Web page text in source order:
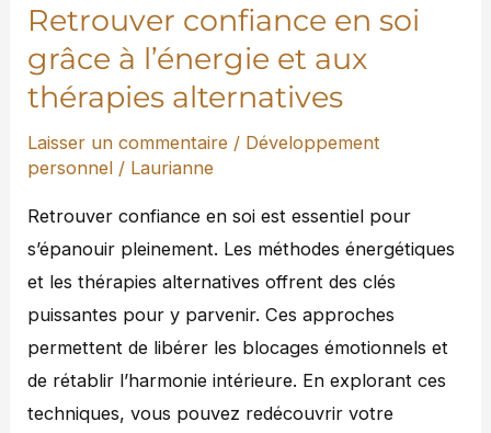
Retrouver confiance en soi
grâce à l’énergie et aux
thérapies alternatives
Laisser un commentaire / Développement
personnel / Laurianne
Retrouver confiance en soi est essentiel pour
s’épanouir pleinement. Les méthodes énergétiques
et les thérapies alternatives offrent des clés
puissantes pour y parvenir. Ces approches
permettent de libérer les blocages émotionnels et
de rétablir l’harmonie intérieure. En explorant ces
techniques, vous pouvez redécouvrir votre
thérapies
alternatives